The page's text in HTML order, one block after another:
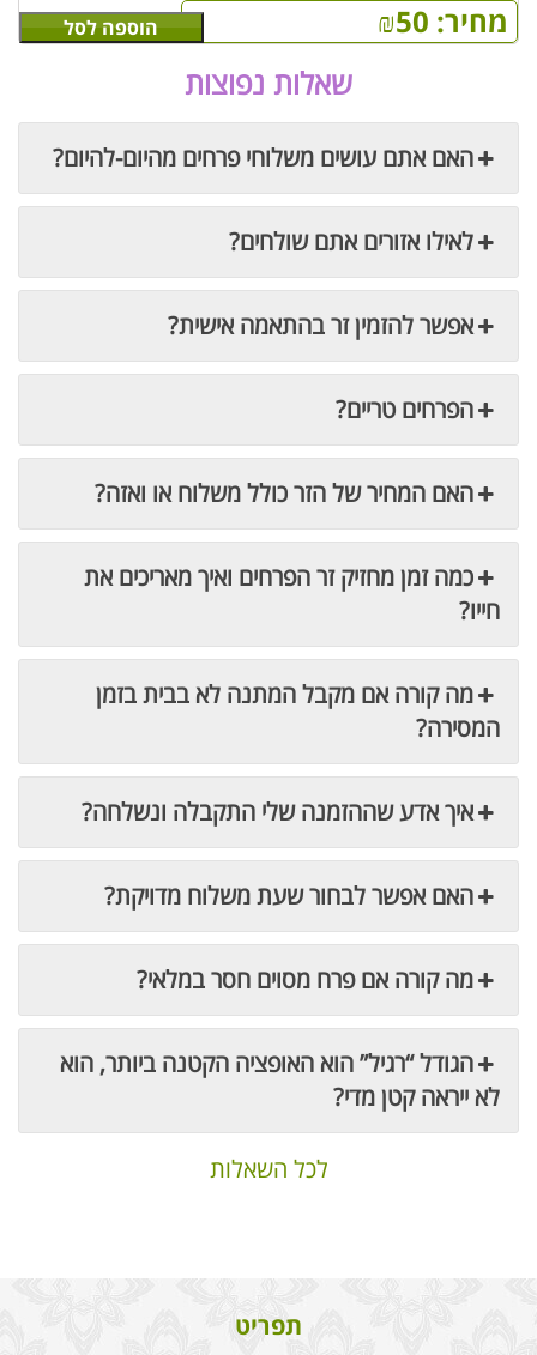
מחיר: ₪50 הוספה לסל
שאלות נפוצות
האם אתם עושים משלוחי פרחים מהיום-להיום?
לאילו אזורים אתם שולחים?
אפשר להזמין זר בהתאמה אישית?
הפרחים טריים?
האם המחיר של הזר כולל משלוח או ואזה?
כמה זמן מחזיק זר הפרחים ואיך מאריכים את
חייו?
מה קורה אם מקבל המתנה לא בבית בזמן
המסירה?
איך אדע שההזמנה שלי התקבלה ונשלחה?
האם אפשר לבחור שעת משלוח מדויקת?
מה קורה אם פרח מסוים חסר במלאי?
הגודל “רגיל” הוא האופציה הקטנה ביותר, הוא
לא ייראה קטן מדי?
לכל השאלות
תפריט